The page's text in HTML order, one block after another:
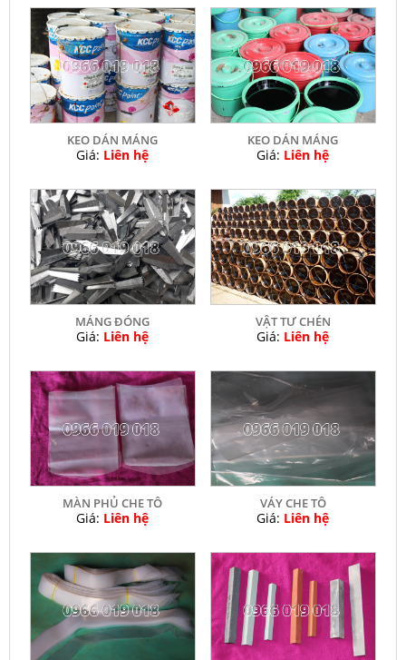
KEO DÁN MÁNG
Giá: Liên hệ
KEO DÁN MÁNG
Giá: Liên hệ
MÁNG ĐÓNG
Giá: Liên hệ
VẬT TƯ CHÉN
Giá: Liên hệ
MÀN PHỦ CHE TÔ
Giá: Liên hệ
VÁY CHE TÔ
Giá: Liên hệ